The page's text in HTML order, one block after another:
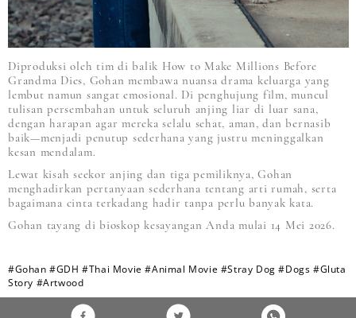
Diproduksi oleh tim di balik How to Make Millions Before
Grandma Dies, Gohan membawa nuansa drama keluarga yang
lembut namun sangat emosional. Di penghujung film, muncul
tulisan persembahan untuk seluruh anjing liar di luar sana,
dengan harapan agar mereka selalu sehat, aman, dan bernasib
baik—menjadi penutup sederhana yang justru meninggalkan
kesan mendalam.
Lewat kisah seekor anjing dan tiga pemiliknya, Gohan
menghadirkan pertanyaan sederhana tentang arti rumah, serta
bagaimana cinta terkadang hadir tanpa perlu banyak kata.
Gohan tayang di bioskop kesayangan Anda mulai 14 Mei 2026.
#Gohan #GDH #Thai Movie #Animal Movie #Stray Dog #Dogs #Gluta
Story #Artwood